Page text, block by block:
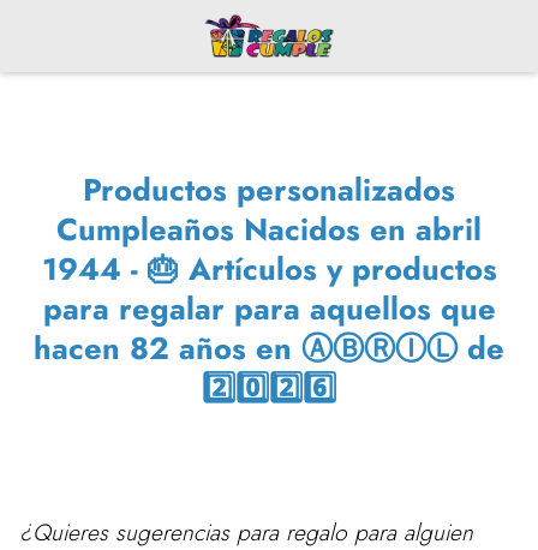
Productos personalizados
Cumpleaños Nacidos en abril
1944 - 🎂 Artículos y productos
para regalar para aquellos que
hacen 82 años en ⒶⒷⓇⒾⓁ de
2️⃣0️⃣2️⃣6️⃣
¿Quieres sugerencias para regalo para alguien